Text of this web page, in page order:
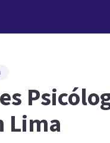
Lima